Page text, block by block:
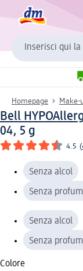
Inserisci qui
Homepage Make-
Bell
04, 5 g
4.5 (
Senza alcol
Senza
Senza alcol
Senza
Colore